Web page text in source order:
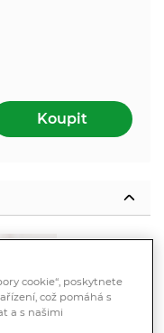
Koupit
cookie“, poskytnete
což pomáhá s
a s našimi